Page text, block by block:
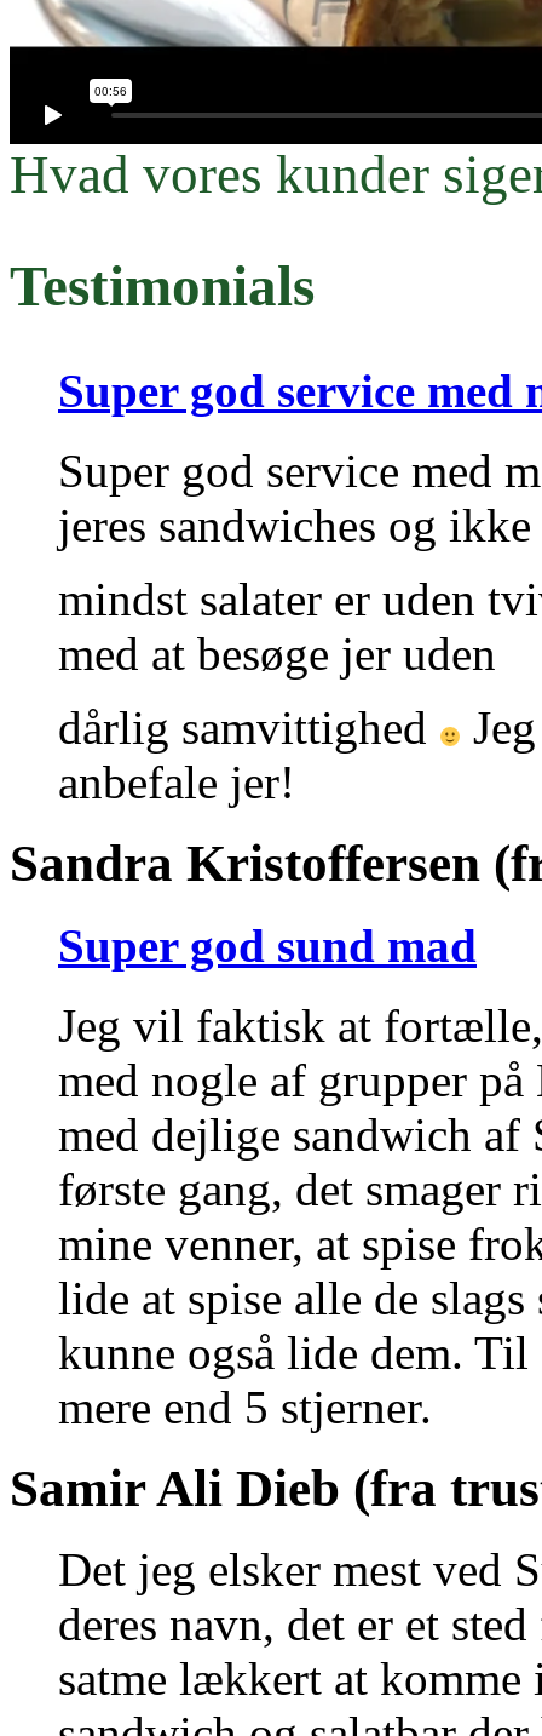
Hvad vores kunder
Testimonials
Super god service
Super god service med
jeres sandwiches og ikke
mindst salater er uden
med at besøge jer uden
dårlig samvittighed
anbefale jer!
Sandra Kristoffersen
Super god sund mad
Jeg vil faktisk at fortælle,
med nogle af grupper
med dejlige sandwich af
første gang, det smager
mine venner, at spise
lide at spise alle de
kunne også lide dem.
mere end 5 stjerner.
Samir Ali Dieb (fra
Det jeg elsker mest ved
deres navn, det er et
satme lækkert at